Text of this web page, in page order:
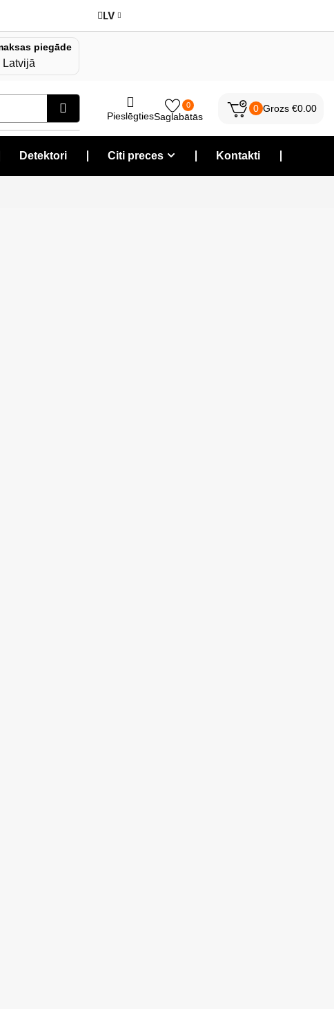
LV
piegāde
Latvijā
Pieslēgties
0
Saglabātās
0 Grozs €0.00
Detektori Citi preces Kontakti